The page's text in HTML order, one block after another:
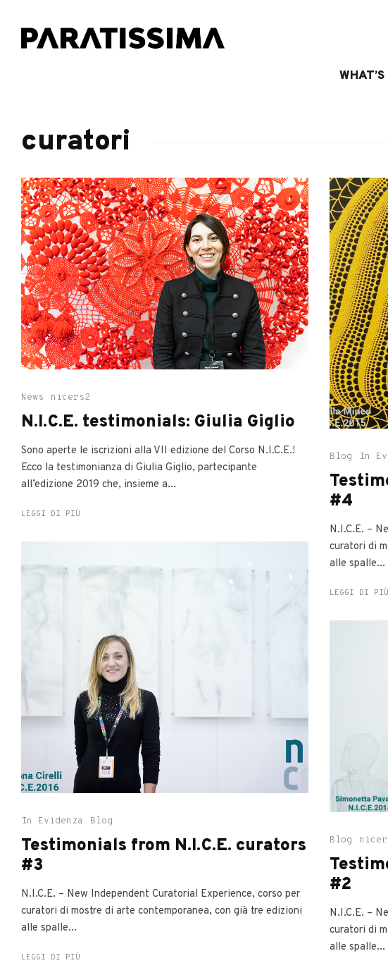
WHAT’S
curatori
News nicers2
N.I.C.E. testimonials: Giulia Giglio
Sono aperte le iscrizioni alla VII edizione del Corso N.I.C.E.!
Ecco la testimonianza di Giulia Giglio, partecipante
all’edizione 2019 che, insieme a...
LEGGI DI PIÙ
In Evidenza Blog
Testimonials from N.I.C.E. curators
#3
N.I.C.E. – New Independent Curatorial Experience, corso per
curatori di mostre di arte contemporanea, con già tre edizioni
alle spalle...
LEGGI DI PIÙ
Blog In
#4
N.I.C.E. –
curatori di
alle spalle...
LEGGI DI PIÙ
Blog
#2
N.I.C.E. –
curatori di
alle spalle...